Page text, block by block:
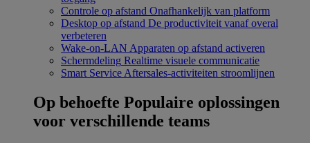
Controle op afstand Onafhankelijk van platform
Desktop op afstand De productiviteit vanaf overal
verbeteren
Wake-on-LAN Apparaten op afstand activeren
Schermdeling Realtime visuele communicatie
Smart Service Aftersales-activiteiten stroomlijnen
Op behoefte Populaire oplossingen
voor verschillende teams